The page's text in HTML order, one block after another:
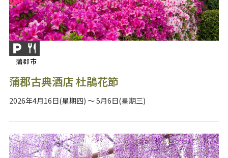
蒲郡市
蒲郡古典酒店 杜鵑花節
2026年4月16日(星期四) ～ 5月6日(星期三)